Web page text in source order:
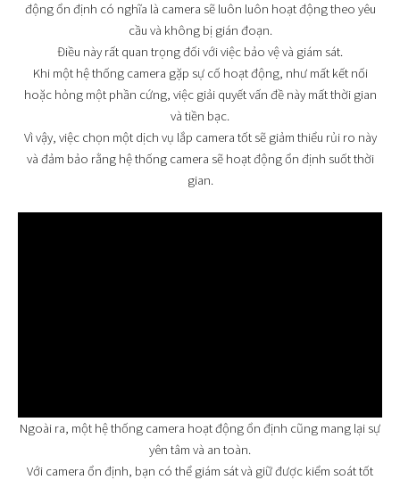
động ổn định có nghĩa là camera sẽ luôn luôn hoạt động theo yêu
cầu và không bị gián đoạn.
Điều này rất quan trọng đối với việc bảo vệ và giám sát.
Khi một hệ thống camera gặp sự cố hoạt động, như mất kết nối
hoặc hỏng một phần cứng, việc giải quyết vấn đề này mất thời gian
và tiền bạc.
Vì vậy, việc chọn một dịch vụ lắp camera tốt sẽ giảm thiểu rủi ro này
và đảm bảo rằng hệ thống camera sẽ hoạt động ổn định suốt thời
gian.
Ngoài ra, một hệ thống camera hoạt động ổn định cũng mang lại sự
yên tâm và an toàn.
Với camera ổn định, bạn có thể giám sát và giữ được kiểm soát tốt